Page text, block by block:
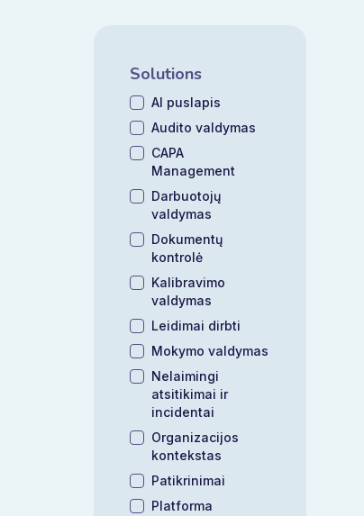
Solutions
AI puslapis
Audito valdymas
CAPA
Management
Darbuotojų
valdymas
Dokumentų
kontrolė
Kalibravimo
valdymas
Leidimai dirbti
Mokymo valdymas
Nelaimingi
atsitikimai ir
incidentai
Organizacijos
kontekstas
Patikrinimai
Platforma